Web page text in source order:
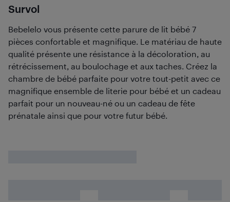
Survol
Bebelelo vous présente cette parure de lit bébé 7
pièces confortable et magnifique. Le matériau de haute
qualité présente une résistance à la décoloration, au
rétrécissement, au boulochage et aux taches. Créez la
chambre de bébé parfaite pour votre tout-petit avec ce
magnifique ensemble de literie pour bébé et un cadeau
parfait pour un nouveau-né ou un cadeau de fête
prénatale ainsi que pour votre futur bébé.